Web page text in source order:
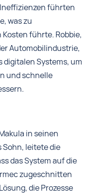
führten
was zu
führte. Robbie,
Automobilindustrie,
digitalen Systems, um
und schnelle
in seinen
Sohn, leitete die
das System auf die
zugeschnitten
die Prozesse